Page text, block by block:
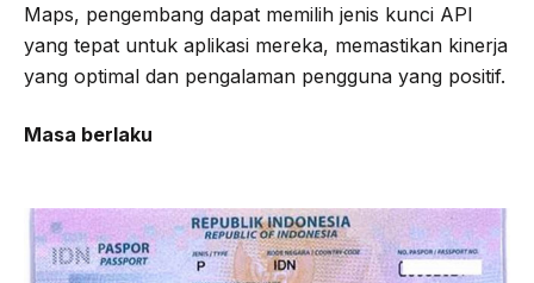
Maps, pengembang dapat memilih jenis kunci API
yang tepat untuk aplikasi mereka, memastikan kinerja
yang optimal dan pengalaman pengguna yang positif.
Masa berlaku